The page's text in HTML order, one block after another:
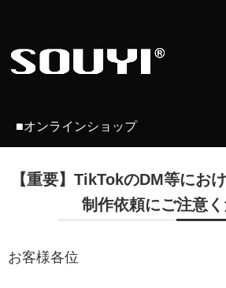
■オンラインショップ
【重要】TikTokのDM等にお
制作依頼にご注意
お客様各位